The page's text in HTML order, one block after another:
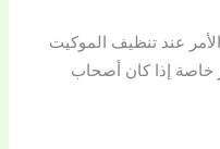
عند تنظيف الموكيت
خاصة إذا كان أصحاب